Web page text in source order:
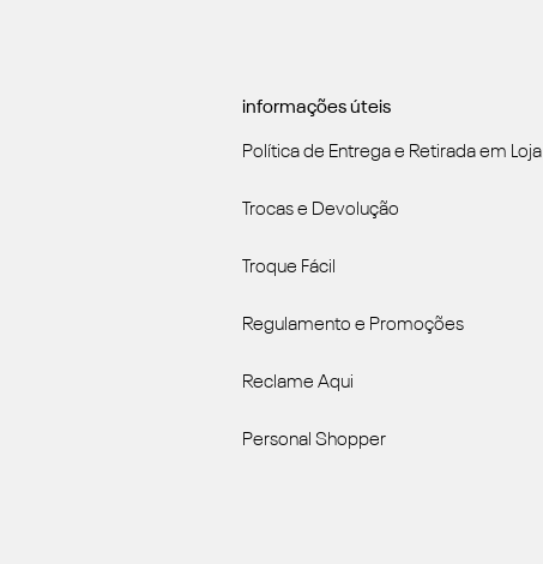
informações úteis
Política de Entrega e Retirada em Loja
Trocas e Devolução
Troque Fácil
Regulamento e Promoções
Reclame Aqui
Personal Shopper